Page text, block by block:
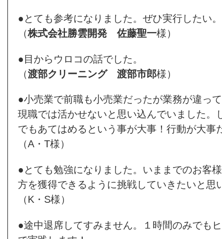
●とても参考になりました。ぜひ実行したい。
（株式会社勝雲開発 佐藤聖一様）
●目からウロコの話でした。
（渡部クリーニング 渡部市郎様）
●小売業で前職も小売業だったが業務が違っ
現職では活かせないと思い込んでいました。
でもあてはめるという事が大事！行動が大事
（A・T様）
●とても勉強になりました。いままでのお客
方を獲得できるように挑戦していきたいと思
（K・S様）
●途中退席してすみません。１時間のみでも